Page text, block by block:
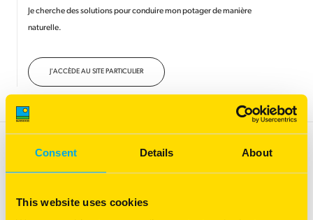
Consent Details About
This website uses cookies
Je cherche des solutions pour conduire mon potager de manière
naturelle.
J'ACCÈDE AU SITE PARTICULIER